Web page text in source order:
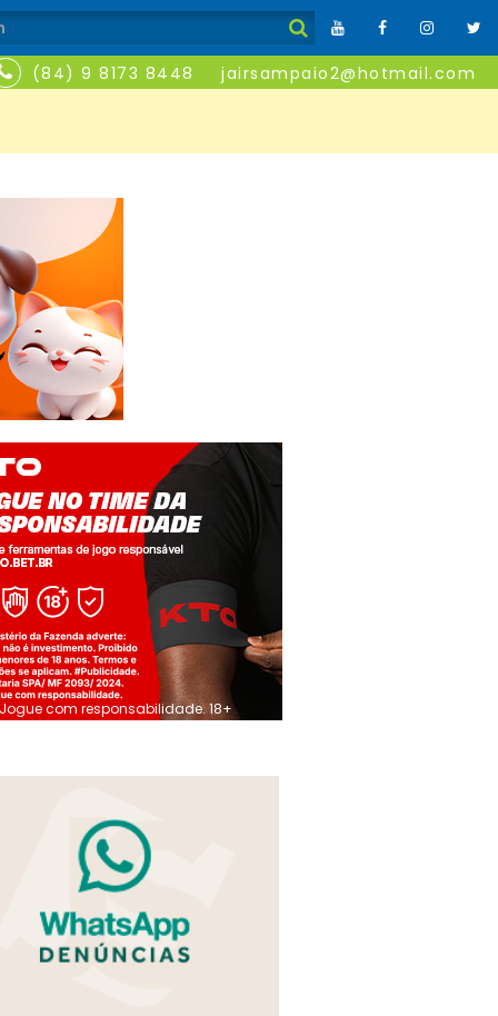
(84) 9 8173 8448 jairsampaio2@hotmail.com
Jogue com responsabilidade. 18+